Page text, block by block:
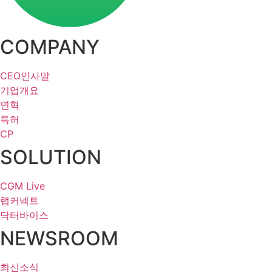
COMPANY
CEO인사말
기업개요
연혁
특허
CP
SOLUTION
CGM Live
랩커넥트
닥터바이스
NEWSROOM
최신소식